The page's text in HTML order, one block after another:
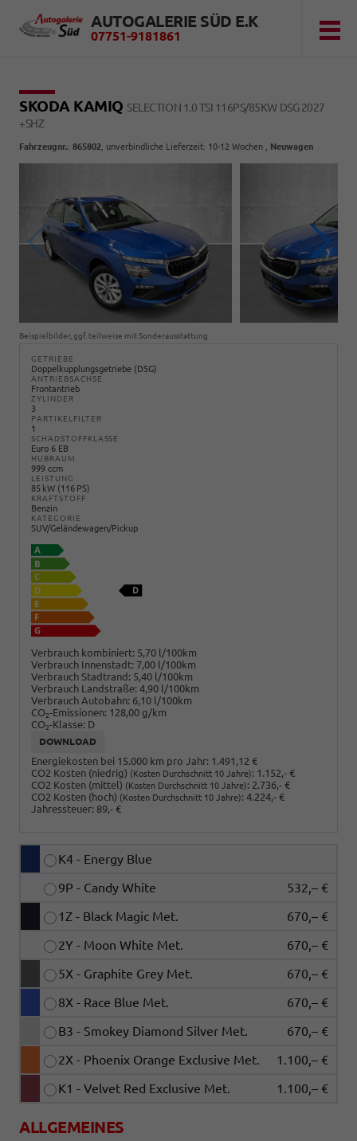
AUTOGALERIE SÜD E.K
07751-9181861
SKODA KAMIQ SELECTION 1.0 TSI 116PS/85KW DSG 2027
+SHZ
Fahrzeugnr.: 865802 , unverbindliche Lieferzeit: 10-12 Wochen , Neuwagen
Beispielbilder, ggf. teilweise mit Sonderausstattung
GETRIEBE
Doppelkupplungsgetriebe (DSG)
ANTRIEBSACHSE
Frontantrieb
ZYLINDER
3
PARTIKELFILTER
1
SCHADSTOFFKLASSE
Euro 6 EB
HUBRAUM
999 ccm
LEISTUNG
85 kW (116 PS)
KRAFTSTOFF
Benzin
KATEGORIE
SUV/Geländewagen/Pickup
Verbrauch kombiniert: 5,70 l/100km
Verbrauch Innenstadt: 7,00 l/100km
Verbrauch Stadtrand: 5,40 l/100km
Verbrauch Landstraße: 4,90 l/100km
Verbrauch Autobahn: 6,10 l/100km
CO2-Emissionen: 128,00 g/km
CO2-Klasse: D
DOWNLOAD
Energiekosten bei 15.000 km pro Jahr: 1.491,12 €
CO2 Kosten (niedrig) (Kosten Durchschnitt 10 Jahre): 1.152,- €
CO2 Kosten (mittel) (Kosten Durchschnitt 10 Jahre): 2.736,- €
CO2 Kosten (hoch) (Kosten Durchschnitt 10 Jahre): 4.224,- €
Jahressteuer: 89,- €
K4 - Energy Blue
9P - Candy White
532,– €
1Z - Black Magic Met.
670,– €
2Y - Moon White Met.
670,– €
5X - Graphite Grey Met.
670,– €
8X - Race Blue Met.
670,– €
B3 - Smokey Diamond Silver Met.
670,– €
2X - Phoenix Orange Exclusive Met.
1.100,– €
K1 - Velvet Red Exclusive Met.
1.100,– €
ALLGEMEINES